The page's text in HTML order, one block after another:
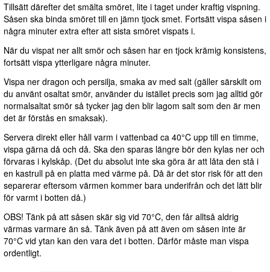
Tillsätt därefter det smälta smöret, lite i taget under kraftig vispning.
Såsen ska binda smöret till en jämn tjock smet. Fortsätt vispa såsen i
några minuter extra efter att sista smöret vispats i.
När du vispat ner allt smör och såsen har en tjock krämig konsistens,
fortsätt vispa ytterligare några minuter.
Vispa ner dragon och persilja, smaka av med salt (gäller särskilt om
du använt osaltat smör, använder du istället precis som jag alltid gör
normalsaltat smör så tycker jag den blir lagom salt som den är men
det är förstås en smaksak).
Servera direkt eller håll varm i vattenbad ca 40°C upp till en timme,
vispa gärna då och då. Ska den sparas längre bör den kylas ner och
förvaras i kylskåp. (Det du absolut inte ska göra är att låta den stå i
en kastrull på en platta med värme på. Då är det stor risk för att den
separerar eftersom värmen kommer bara underifrån och det lätt blir
för varmt i botten då.)
OBS! Tänk på att såsen skär sig vid 70°C, den får alltså aldrig
värmas varmare än så. Tänk även på att även om såsen inte är
70°C vid ytan kan den vara det i botten. Därför måste man vispa
ordentligt.